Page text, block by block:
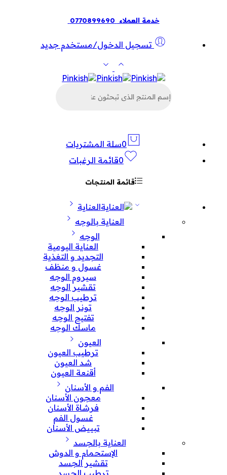
خدمة العملاء 0770899690
تسجيل الدخول/مستخدم جديد
عن
0سلة المشتريات
0قائمة الرغبات
قائمة المنتجات
العناية
العناية بالوجه
الوجه
العناية اليومية
التجديد و التغذية
غسول و منظف
سيروم الوجه
تقشير الوجه
ترطيب الوجه
تونر الوجه
تفتيح الوجه
ماسك الوجه
العيون
ترطيب العيون
شد العيون
أقنعة العيون
الفم و الأسنان
معجون الأسنان
فرشاة الأسنان
غسول الفم
تبييض الأسنان
العناية بالجسد
الإستحمام و الدوش
تقشير الجسد
ترطيب الجسد